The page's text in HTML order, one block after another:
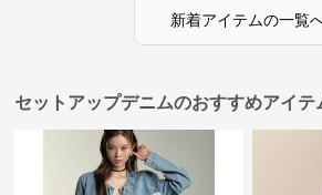
新着アイテムの一覧
セットアップデニムのおすすめアイテ